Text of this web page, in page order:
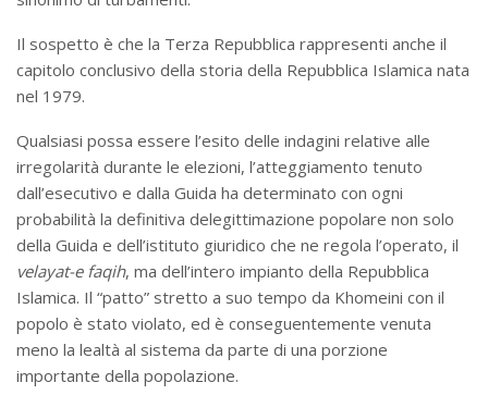
Il sospetto è che la Terza Repubblica rappresenti anche il
capitolo conclusivo della storia della Repubblica Islamica nata
nel 1979.
Qualsiasi possa essere l’esito delle indagini relative alle
irregolarità durante le elezioni, l’atteggiamento tenuto
dall’esecutivo e dalla Guida ha determinato con ogni
probabilità la definitiva delegittimazione popolare non solo
della Guida e dell’istituto giuridico che ne regola l’operato, il
velayat-e faqih, ma dell’intero impianto della Repubblica
Islamica. Il “patto” stretto a suo tempo da Khomeini con il
popolo è stato violato, ed è conseguentemente venuta
meno la lealtà al sistema da parte di una porzione
importante della popolazione.